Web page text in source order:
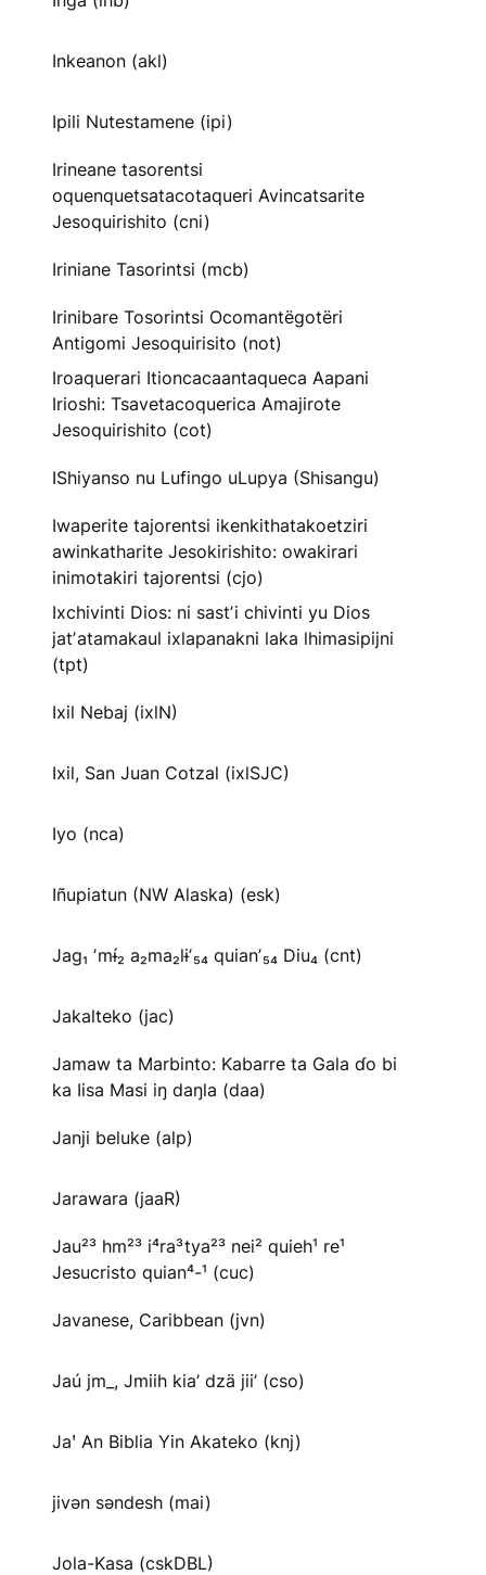
Inkeanon (akl)
Ipili Nutestamene (ipi)
Irineane tasorentsi
oquenquetsatacotaqueri Avincatsarite
Jesoquirishito (cni)
Iriniane Tasorintsi (mcb)
Irinibare Tosorintsi Ocomantëgotëri
Antigomi Jesoquirisito (not)
Iroaquerari Itioncacaantaqueca Aapani
Irioshi: Tsavetacoquerica Amajirote
Jesoquirishito (cot)
IShiyanso nu Lufingo uLupya (Shisangu)
Iwaperite tajorentsi ikenkithatakoetziri
awinkatharite Jesokirishito: owakirari
inimotakiri tajorentsi (cjo)
Ixchivinti Dios: ni sastʼi chivinti yu Dios
jatʼatamakaul ixlapanakni laka lhimasipijni
(tpt)
Ixil Nebaj (ixlN)
Ixil, San Juan Cotzal (ixlSJC)
Iyo (nca)
Iñupiatun (NW Alaska) (esk)
Jag₁ ʼmɨ́₂ a₂ma₂lɨʼ₅₄ quianʼ₅₄ Diu₄ (cnt)
Jakalteko (jac)
Jamaw ta Marbinto: Kabarre ta Gala ɗo bi
ka Iisa Masi iŋ daŋla (daa)
Janji beluke (alp)
Jarawara (jaaR)
Jau²³ hm²³ i⁴ra³tya²³ nei² quieh¹ re¹
Jesucristo quian⁴-¹ (cuc)
Javanese, Caribbean (jvn)
Jaú jm_, Jmiih kia’ dzä jii’ (cso)
Jaꞌ An Biblia Yin Akateko (knj)
jivən səndesh (mai)
Jola-Kasa (cskDBL)